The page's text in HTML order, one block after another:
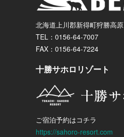
北海道上川郡新得町狩勝高原
TEL：0156-64-7007
FAX：0156-64-7224
十勝サホロリゾート
ご宿泊予約はコチラ
https://sahoro-resort.com